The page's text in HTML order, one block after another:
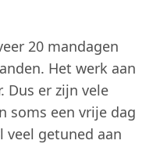
20 mandagen
Het werk aan
Dus er zijn vele
soms een vrije dag
veel getuned aan